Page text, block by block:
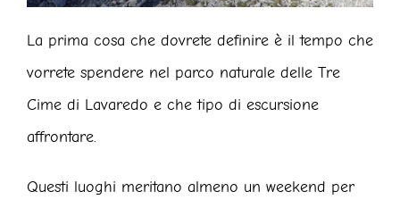
La prima cosa che dovrete definire è il tempo che
vorrete spendere nel parco naturale delle Tre
Cime di Lavaredo e che tipo di escursione
affrontare.
Questi luoghi meritano almeno un weekend per